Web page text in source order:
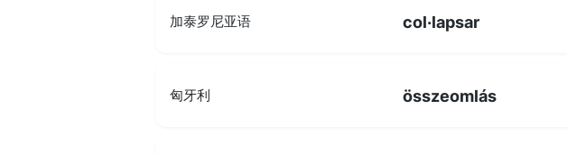
加泰罗尼亚语 col·lapsar
匈牙利 összeomlás